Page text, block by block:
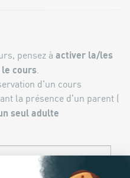
pensez à activer la/les
le cours.
d'un cours
la présence d'un parent (
seul adulte